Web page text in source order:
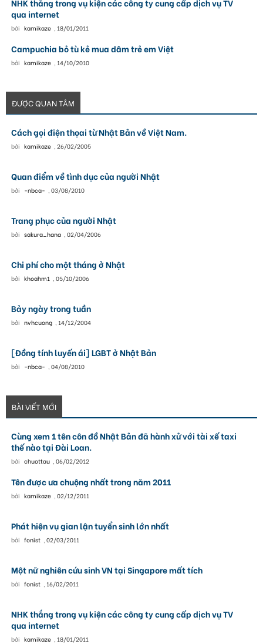
NHK thắng trong vụ kiện các công ty cung cấp dịch vụ TV
qua internet
bởi kamikaze , 18/01/2011
Campuchia bỏ tù kẻ mua dâm trẻ em Việt
bởi kamikaze , 14/10/2010
ĐƯỢC QUAN TÂM
Cách gọi điện thọai từ Nhật Bản về Việt Nam.
bởi kamikaze , 26/02/2005
Quan điểm về tình dục của người Nhật
bởi -nbca- , 03/08/2010
Trang phục của người Nhật
bởi sakura_hana , 02/04/2006
Chi phí cho một tháng ở Nhật
bởi khoahm1 , 05/10/2006
Bảy ngày trong tuần
bởi nvhcuong , 14/12/2004
[Đồng tính luyến ái] LGBT ở Nhật Bản
bởi -nbca- , 04/08/2010
BÀI VIẾT MỚI
Cùng xem 1 tên côn đồ Nhật Bản đã hành xử với tài xế taxi
thế nào tại Đài Loan.
bởi chuottau , 06/02/2012
Tên được ưa chuộng nhất trong năm 2011
bởi kamikaze , 02/12/2011
Phát hiện vụ gian lận tuyển sinh lớn nhất
bởi fonist , 02/03/2011
Một nữ nghiên cứu sinh VN tại Singapore mất tích
bởi fonist , 16/02/2011
NHK thắng trong vụ kiện các công ty cung cấp dịch vụ TV
qua internet
bởi kamikaze , 18/01/2011